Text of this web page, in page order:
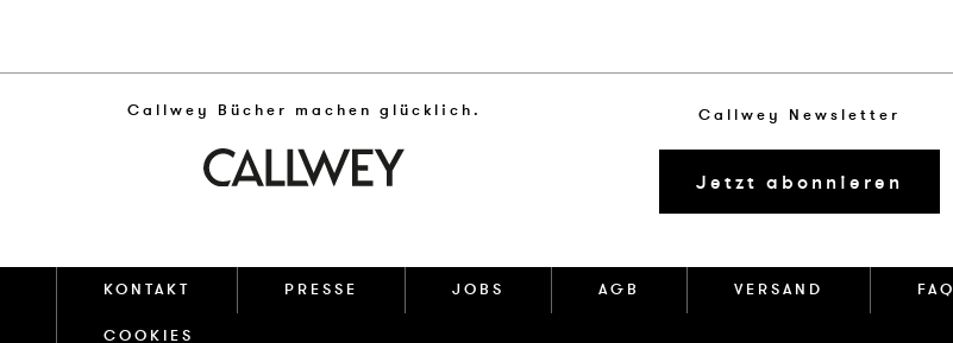
Callwey Bücher machen glücklich. Callwey Newsletter
Jetzt abonnieren
KONTAKT PRESSE JOBS AGB VERSAND FAQ
COOKIES